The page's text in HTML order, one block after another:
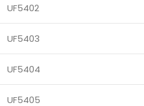
UF5402
UF5403
UF5404
UF5405